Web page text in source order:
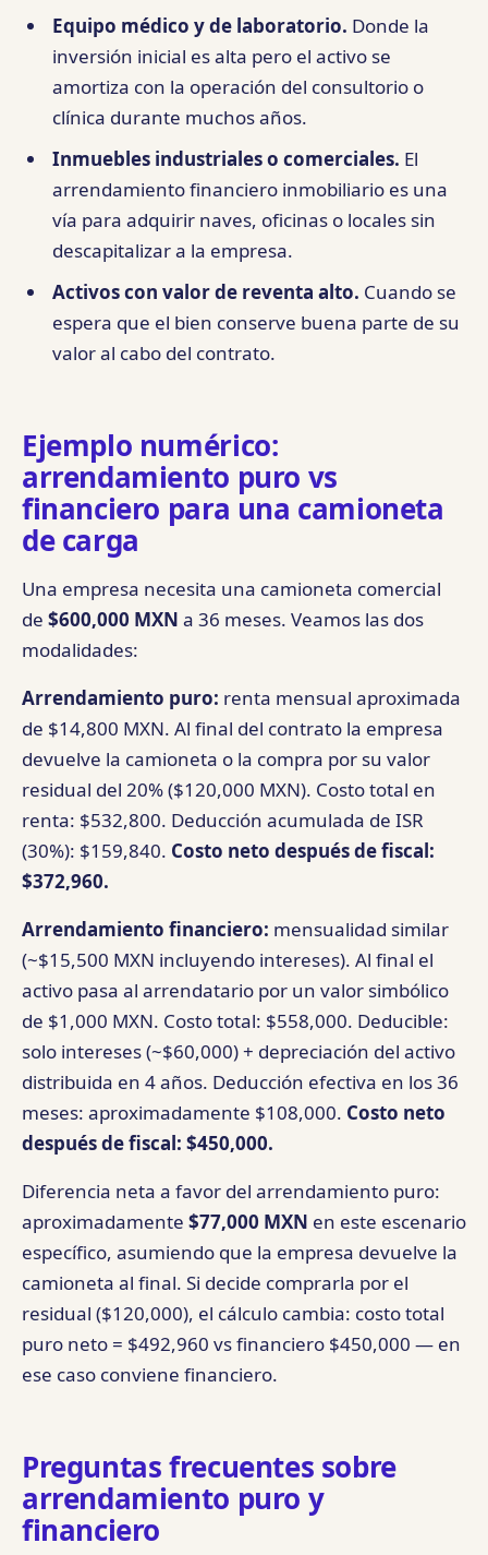
Equipo médico y de laboratorio. Donde la
inversión inicial es alta pero el activo se
amortiza con la operación del consultorio o
clínica durante muchos años.
Inmuebles industriales o comerciales. El
arrendamiento financiero inmobiliario es una
vía para adquirir naves, oficinas o locales sin
descapitalizar a la empresa.
Activos con valor de reventa alto. Cuando se
espera que el bien conserve buena parte de su
valor al cabo del contrato.
Ejemplo numérico:
arrendamiento puro vs
financiero para una camioneta
de carga
Una empresa necesita una camioneta comercial
de $600,000 MXN a 36 meses. Veamos las dos
modalidades:
Arrendamiento puro: renta mensual aproximada
de $14,800 MXN. Al final del contrato la empresa
devuelve la camioneta o la compra por su valor
residual del 20% ($120,000 MXN). Costo total en
renta: $532,800. Deducción acumulada de ISR
(30%): $159,840. Costo neto después de fiscal:
$372,960.
Arrendamiento financiero: mensualidad similar
(~$15,500 MXN incluyendo intereses). Al final el
activo pasa al arrendatario por un valor simbólico
de $1,000 MXN. Costo total: $558,000. Deducible:
solo intereses (~$60,000) + depreciación del activo
distribuida en 4 años. Deducción efectiva en los 36
meses: aproximadamente $108,000. Costo neto
después de fiscal: $450,000.
Diferencia neta a favor del arrendamiento puro:
aproximadamente $77,000 MXN en este escenario
específico, asumiendo que la empresa devuelve la
camioneta al final. Si decide comprarla por el
residual ($120,000), el cálculo cambia: costo total
puro neto = $492,960 vs financiero $450,000 — en
ese caso conviene financiero.
Preguntas frecuentes sobre
arrendamiento puro y
financiero